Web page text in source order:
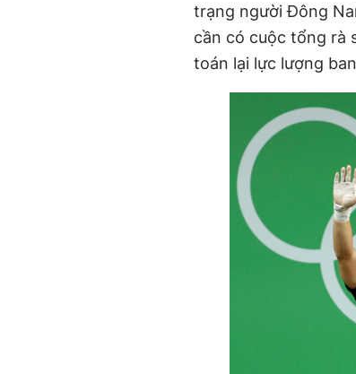
trạng người Đông
cần có cuộc tổng rà
toán lại lực lượng